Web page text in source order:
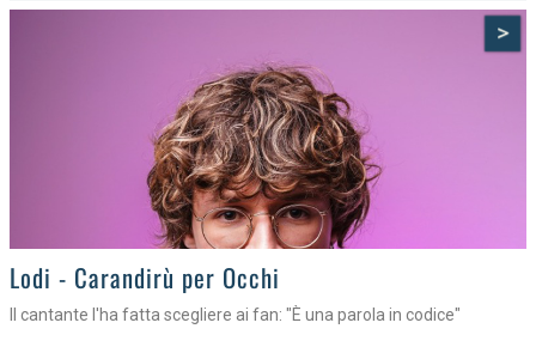
>
Lodi - Carandirù per Occhi
Il cantante l'ha fatta scegliere ai fan: "È una parola in codice"